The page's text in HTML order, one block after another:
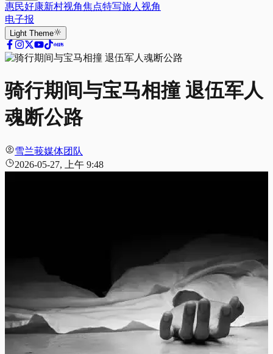
惠民好康新村视角焦点特写旅人视角
电子报
Light Theme
骑行期间与宝马相撞 退伍军人
魂断公路
雪兰莪媒体团队
2026-05-27, 上午 9:48